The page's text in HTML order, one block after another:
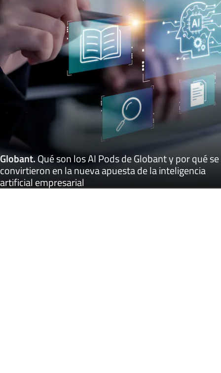
Globant.Qué son los AI Pods de Globant y por qué se
convirtieron en la nueva apuesta de la inteligencia
artificial empresarial